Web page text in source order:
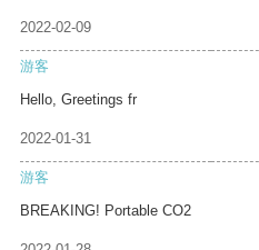
2022-02-09
游客
Hello, Greetings fr
2022-01-31
游客
BREAKING! Portable CO2